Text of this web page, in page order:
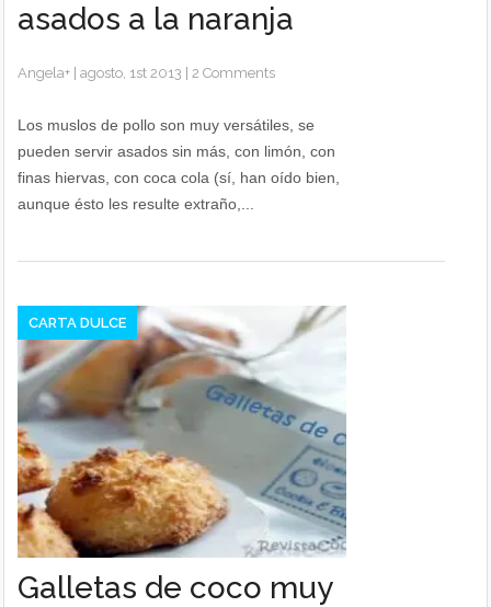
asados a la naranja
Angela+ |agosto, 1st 2013 |2 Comments
Los muslos de pollo son muy versátiles, se
pueden servir asados sin más, con limón, con
finas hiervas, con coca cola (sí, han oído bien,
aunque ésto les resulte extraño,...
CARTA DULCE
Galletas de coco muy